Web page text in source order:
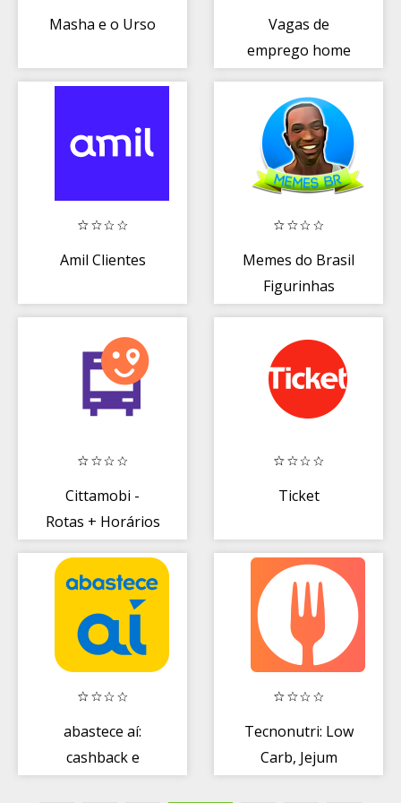
Masha e o Urso
Vagas de
emprego home
presenciais
Amil Clientes
Memes do Brasil
Figurinhas
Cittamobi -
Rotas + Horários
Ticket
abastece aí:
cashback e
Tecnonutri: Low
Carb, Jejum